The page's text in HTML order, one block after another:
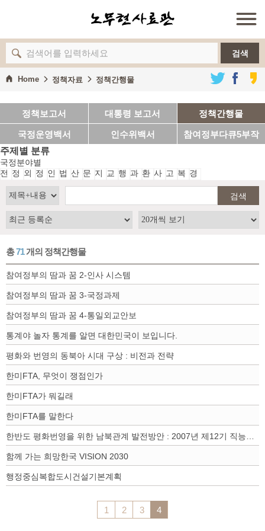
검색
Home 정책자료 정책간행물
정책보고서 대통령 보고서 정책간행물
국정운영백서 인수위백서 참여정부다큐5부작
주제별 분류
국정분야별
전 정 외
통
일,
안
보
정
통
신
인 법 산 문 지
형
교 행
부
과 환 사 고
동
복 경
검색
총71개의 정책간행물
참여정부의 땀과 꿈 2-인사 시스템
참여정부의 땀과 꿈 3-국정과제
참여정부의 땀과 꿈 4-통일외교안보
통계야 놀자 통계를 알면 대한민국이 보입니다.
평화와 번영의 동북아 시대 구상 : 비전과 전략
한미FTA, 무엇이 쟁점인가
한미FTA가 뭐길래
한미FTA를 말한다
한반도 평화번영을 위한 남북관계 발전방안 : 2007년 제12기 직능별 정책회의
함께 가는 희망한국 VISION 2030
행정중심복합도시건설기본계획
1 2 3 4